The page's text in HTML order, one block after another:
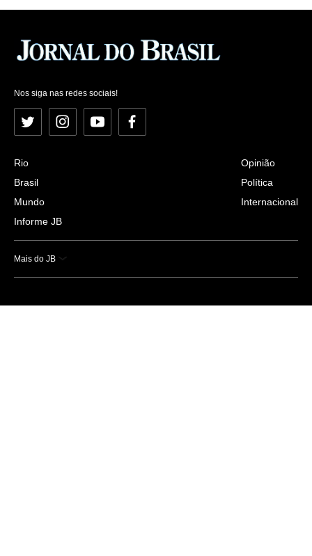
Nos siga nas redes sociais!
Twitter InstagramYouTubeFacebook
Rio
Brasil
Mundo
Informe JB
Opinião
Política
Internacional
Mais do JB
Esportes